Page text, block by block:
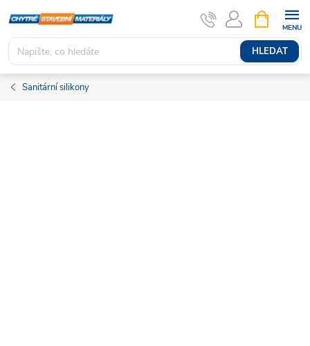
na
obsah
HLEDAT
NÁKUPNÍ
KOŠÍK
Sanitární silikony